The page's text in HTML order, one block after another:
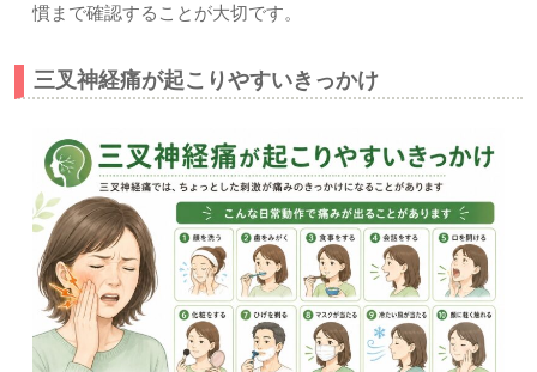
慣まで確認することが大切です。
三叉神経痛が起こりやすいきっかけ